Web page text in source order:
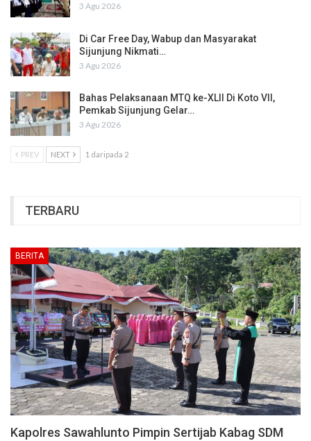
3 Agu 2026
Di Car Free Day, Wabup dan Masyarakat
Sijunjung Nikmati…
3 Agu 2026
Bahas Pelaksanaan MTQ ke-XLII Di Koto VII,
Pemkab Sijunjung Gelar…
3 Agu 2026
PREV NEXT 1 daripada 2
TERBARU
BERITA
Kapolres Sawahlunto Pimpin Sertijab Kabag SDM